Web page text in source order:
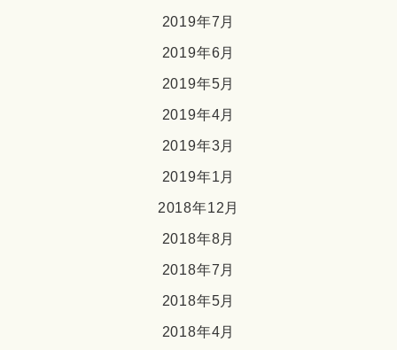
2019年7月
2019年6月
2019年5月
2019年4月
2019年3月
2019年1月
2018年12月
2018年8月
2018年7月
2018年5月
2018年4月